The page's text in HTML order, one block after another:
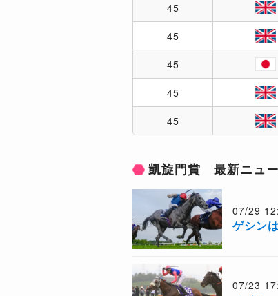
45
45
45
45
45
凱旋門賞 最新ニュ
07/29
ゲシン
07/23